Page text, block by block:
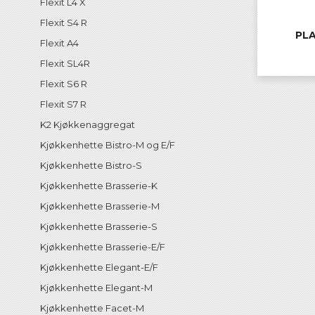
Flexit S4 R
Flexit A4
Flexit SL4R
Flexit S6 R
Flexit S7 R
K2 Kjøkkenaggregat
Kjøkkenhette Bistro-M og E/F
Kjøkkenhette Bistro-S
Kjøkkenhette Brasserie-K
Kjøkkenhette Brasserie-M
Kjøkkenhette Brasserie-S
Kjøkkenhette Brasserie-E/F
Kjøkkenhette Elegant-E/F
Kjøkkenhette Elegant-M
Kjøkkenhette Facet-M